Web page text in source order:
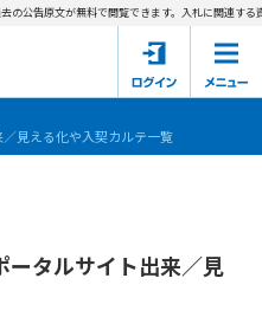
資料
公告原文が無料で閲覧できます。入札に関連する資
見える化や入契カルテ一覧
タルサイト出来／見
るサポーター会あ本員、無料